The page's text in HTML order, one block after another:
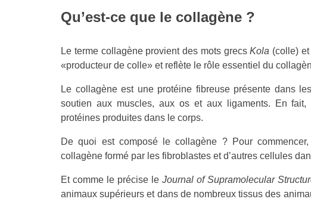
Qu’est-ce que le collagène ?
Le terme collagène provient des mots grecsKola (colle) et
«producteur de colle» et reflète le rôle essentiel du
Le collagène est une protéine fibreuse présente dans
soutien aux muscles, aux os et aux ligaments. En
protéines produites dans le corps.
De quoi est composé le collagène ? Pour
collagène formé par les fibroblastes et d’autres cellules
Et comme le précise leJournal of Supramolecular
animaux supérieurs et dans de nombreux tissus des